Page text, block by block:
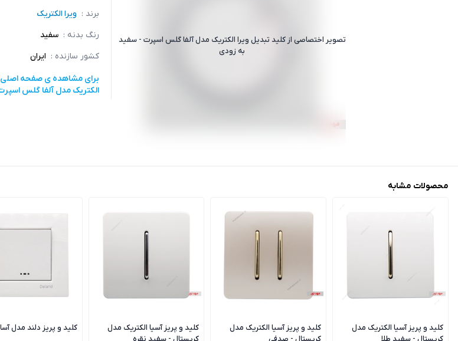
تصویر اختصاصی ازکلید تبدیل ویرا الکتریک مدل آلفا گلس اسپرت - سفید
به زودی
برند : ویرا الکتریک
رنگ بدنه : سفید
کشور سازنده : ایران
برای مشاهده ی صفحه
الکتریک مدل آلفا گلس
محصولات مشابه
کلید و پریز آسیا الکتریک مدل
کریستال - سفید طلا
کلید و پریز آسیا الکتریک مدل
کریستال - صدفی
کلید و پریز آسیا الکتریک مدل
کریستال - سفید نقره
کلید و پریز دلند مدل آسا